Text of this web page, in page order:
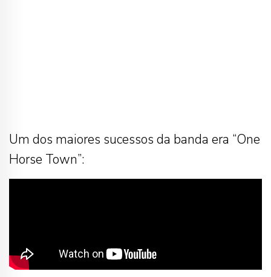
Um dos maiores sucessos da banda era “One
Horse Town”: